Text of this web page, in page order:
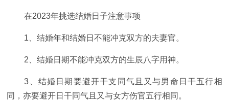
在2023年挑选结婚日子注意事项
1、结婚年和结婚日不能冲克双方的夫妻官。
2、结婚日期不能冲克双方的生辰八字用神。
3、结婚日期要避开干支同气且又与男命日干五行相
同，亦要避开日干同气且又与女方伤官五行相同。